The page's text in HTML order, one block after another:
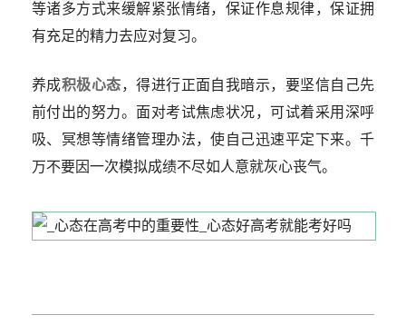
等诸多方式来缓解紧张情绪，保证作息规律，保证拥
有充足的精力去应对复习。
养成积极心态，得进行正面自我暗示，要坚信自己先
前付出的努力。面对考试焦虑状况，可试着采用深呼
吸、冥想等情绪管理办法，使自己迅速平定下来。千
万不要因一次模拟成绩不尽如人意就灰心丧气。